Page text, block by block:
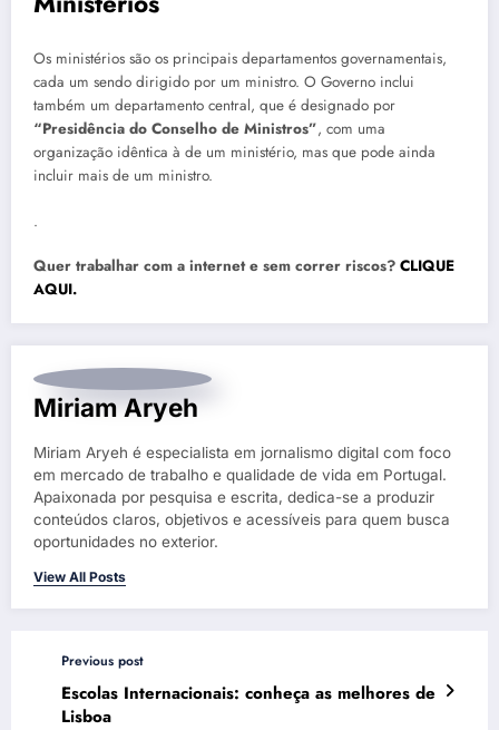
Os ministérios são os principais departamentos governamentais,
cada um sendo dirigido por um ministro. O Governo inclui
também um departamento central, que é designado por
“Presidência do Conselho de Ministros”, com uma
organização idêntica à de um ministério, mas que pode ainda
incluir mais de um ministro.
.
Quer trabalhar com a internet e sem correr riscos? CLIQUE
AQUI.
Miriam Aryeh
Miriam Aryeh é especialista em jornalismo digital com foco
em mercado de trabalho e qualidade de vida em Portugal.
Apaixonada por pesquisa e escrita, dedica-se a produzir
conteúdos claros, objetivos e acessíveis para quem busca
oportunidades no exterior.
View All Posts
Previous post
Escolas Internacionais: conheça as melhores de
Lisboa